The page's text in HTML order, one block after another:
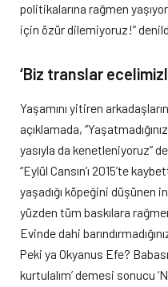
politikalarına rağmen
için özür dilemiyoruz!”
‘Biz translar
Yaşamını yitiren
açıklamada,
yasıyla da kenetleniyoruz”
“Eylül Cansın’ı 2015’te
yaşadığı köpeğini düşünen
yüzden tüm baskılara
Evinde dahi
Peki ya Okyanus Efe?
kurtulalım’ demesi sonucu